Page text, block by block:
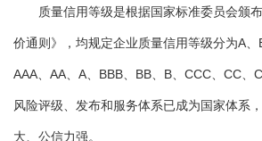
质量信用等级是根据国家标准委员会颁
价通则》，均规定企业质量信用等级分为A
AAA、AA、A、BBB、BB、B、CCC、CC、
风险评级、发布和服务体系已成为国家体系
大、公信力强。